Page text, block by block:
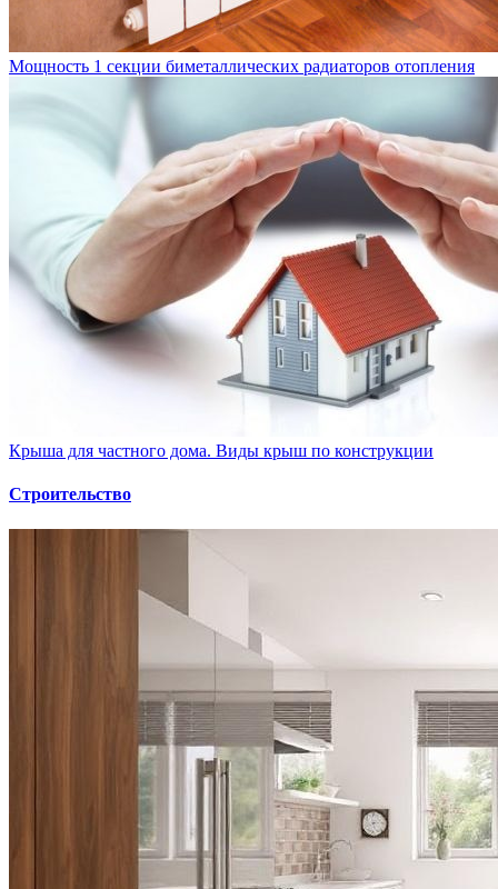
Мощность 1 секции биметаллических радиаторов отопления
Крыша для частного дома. Виды крыш по конструкции
Строительство